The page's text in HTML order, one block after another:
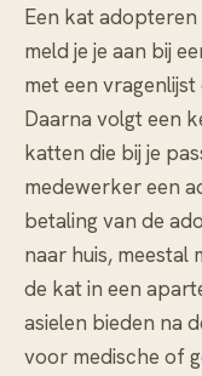
Een kat
meld je je aan bij
met een
Daarna volgt een
katten die bij je
medewerker een
betaling van de
naar huis, meestal
de kat in een
asielen bieden na
voor medische of